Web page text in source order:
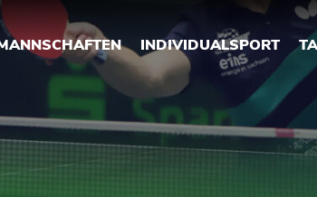
INDIVIDUALSPORT